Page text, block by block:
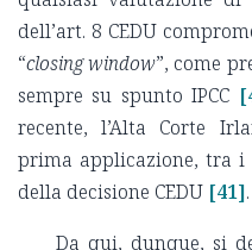
dell’art. 8 CEDU
“closing window”, come
sempre su spunto IPCC
recente, l’Alta Corte
prima applicazione, tra i
della decisione CEDU [41].
Da qui, dunque, si